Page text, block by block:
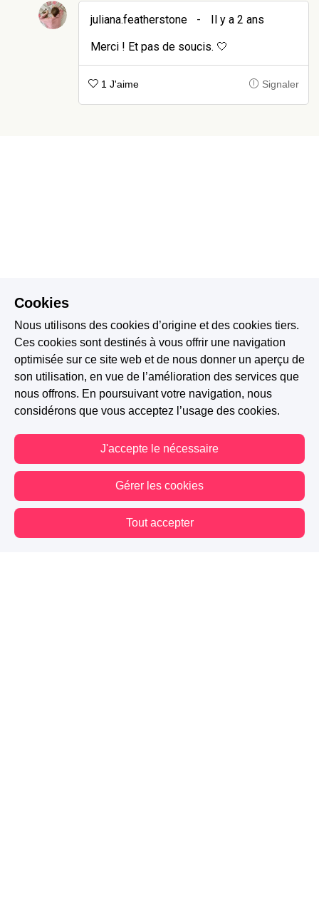
juliana.featherstone -
Il y a 2 ans
Merci ! Et pas de soucis. 🤍
1 J'aime Signaler
Cookies
Nous utilisons des cookies d’origine et des cookies tiers.
Ces cookies sont destinés à vous offrir une navigation
optimisée sur ce site web et de nous donner un aperçu de
son utilisation, en vue de l’amélioration des services que
nous offrons. En poursuivant votre navigation, nous
considérons que vous acceptez l’usage des cookies.
J'accepte le nécessaire
Gérer les cookies
Tout accepter